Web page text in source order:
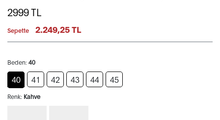
2999TL
Sepette 2.249,25 TL
Beden: 40
40 41 42 43 44 45
Renk: Kahve